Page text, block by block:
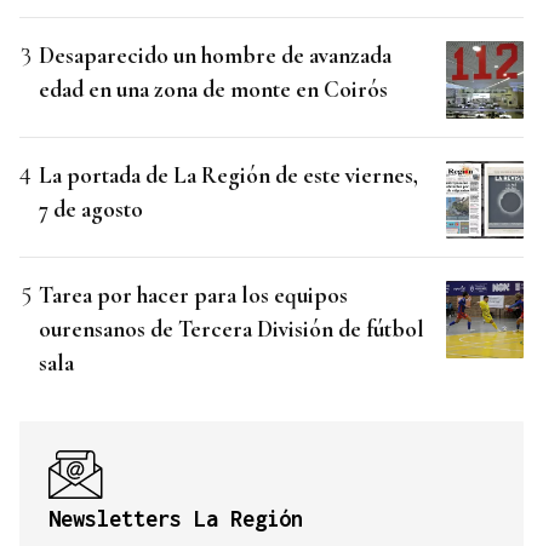
Desaparecido un hombre de avanzada
edad en una zona de monte en Coirós
La portada de La Región de este viernes,
7 de agosto
Tarea por hacer para los equipos
ourensanos de Tercera División de fútbol
sala
Newsletters La Región